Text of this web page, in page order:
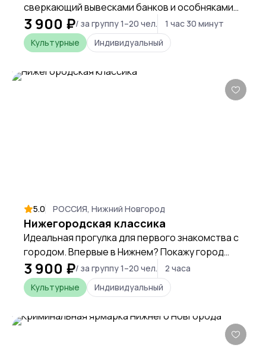
сверкающий вывесками банков и особняками
«воротил». Другой — тёмный, шумный, босой и
хмельной. Они идут рядом, почти касаясь друг
друга стенами, но воздух между ними — разный.
3 900 ₽/ за группу 1–20 чел.
1 час 30 минут
Культурные
Индивидуальный
5.0 РОССИЯ, Нижний Новгород
Нижегородская классика
Идеальная прогулка для первого знакомства с
городом. Впервые в Нижнем? Покажу город
так, что влюбитесь с первого шага.
3 900 ₽/ за группу 1–20 чел.
2 часа
Культурные
Индивидуальный